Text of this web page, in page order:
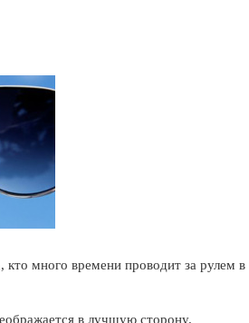
много времени проводит за рулем в
в лучшую сторону.